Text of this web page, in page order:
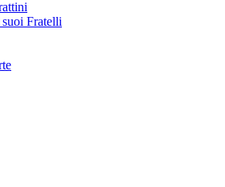
Fratelli